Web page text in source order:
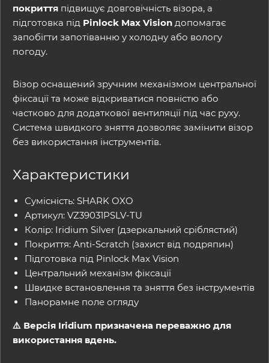
покриття підвищує довговічність візора, а
підготовка під Pinlock Max Vision допомагає
запобігти запотіванню у холодну або вологу
погоду.
Візор оснащений зручним механізмом центральної
фіксації та може відкриватися повністю або
частково для додаткової вентиляції під час руху.
Система швидкого зняття дозволяє замінити візор
без використання інструментів.
Характеристики
Сумісність: SHARK OXO
Артикул: VZ39031PSLV-TU
Колір: Iridium Silver (дзеркальний сріблястий)
Покриття: Anti-Scratch (захист від подряпин)
Підготовка під Pinlock Max Vision
Центральний механізм фіксації
Швидке встановлення та зняття без інструментів
Панорамне поле огляду
⚠️ Версія Iridium призначена переважно для
використання вдень.